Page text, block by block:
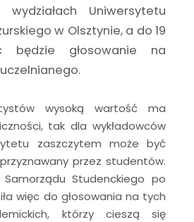
wydziałach Uniwersytetu
w Olsztynie, a do 19
będzie głosowanie na
wysoką wartość ma
tak dla wykładowców
zaszczytem może być
przez studentów.
Samorządu Studenckiego po
więc do głosowania na tych
którzy cieszą się